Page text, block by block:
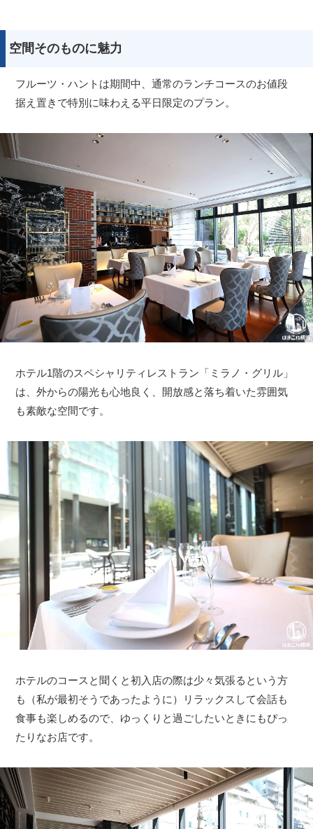
空間そのものに魅力
フルーツ・ハントは期間中、通常のランチコースのお値段
据え置きで特別に味わえる平日限定のプラン。
ホテル1階のスペシャリティレストラン「ミラノ・グリル」
は、外からの陽光も心地良く、開放感と落ち着いた雰囲気
も素敵な空間です。
ホテルのコースと聞くと初入店の際は少々気張るという方
も（私が最初そうであったように）リラックスして会話も
食事も楽しめるので、ゆっくりと過ごしたいときにもぴっ
たりなお店です。